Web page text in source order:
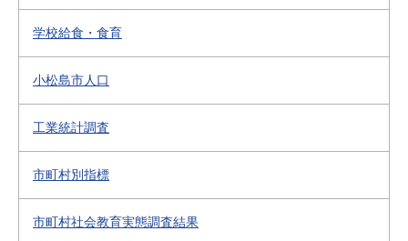
学校給食・食育
小松島市人口
工業統計調査
市町村別指標
市町村社会教育実態調査結果